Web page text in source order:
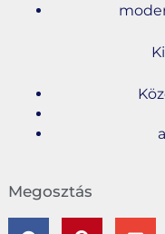
Megosztás